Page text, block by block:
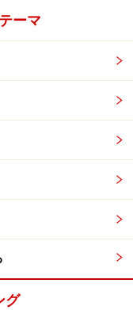
ーマ
グ